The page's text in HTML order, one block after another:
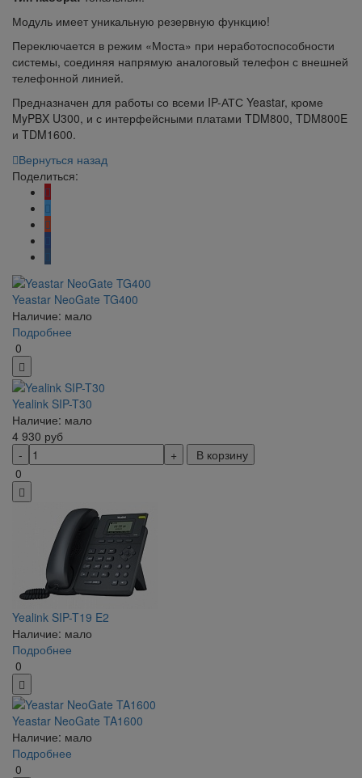
Модуль имеет уникальную резервную функцию!
Переключается в режим «Моста» при неработоспособности
системы, соединяя напрямую аналоговый телефон с внешней
телефонной линией.
Предназначен для работы со всеми IP-АТС Yeastar, кроме
MyPBX U300, и с интерфейсными платами TDM800, TDM800E
и TDM1600.
Вернуться назад
Поделиться:
Yeastar NeoGate TG400
Наличие: мало
Подробнее
0
Yealink SIP-T30
Наличие: мало
4 930 руб
В корзину
0
Yealink SIP-T19 E2
Наличие: мало
Подробнее
0
Yeastar NeoGate TA1600
Наличие: мало
Подробнее
0